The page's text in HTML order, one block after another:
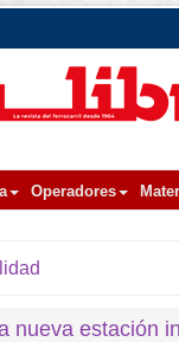
Operadores
nueva estación